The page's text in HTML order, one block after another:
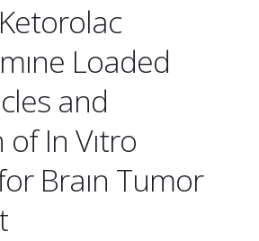
Loaded
and
of In Vıtro
Braın Tumor